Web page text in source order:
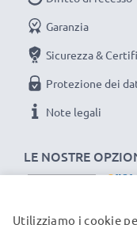
LE NOSTRE
Garanzia
Sicurezza &
Protezione dei
Note legali
Utilizziamo i cookie